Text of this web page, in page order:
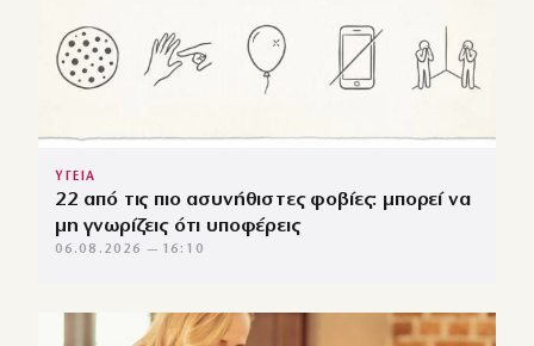
ΥΓΕΙΑ
22 από τις πιο ασυνήθιστες φοβίες: μπορεί να
μη γνωρίζεις ότι υποφέρεις
06.08.2026 — 16:10